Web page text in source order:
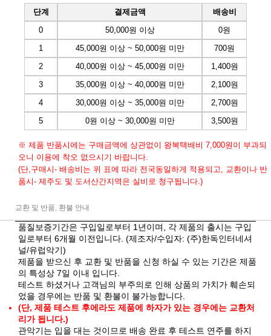
단계 결제금액
배송비
0
50,000원 이상
0원
1
45,000원 이상 ~ 50,000원 미만
700원
2
40,000원 이상 ~ 45,000원 미만
1,400원
3
35,000원 이상 ~ 40,000원 미만
2,100원
4
30,000원 이상 ~ 35,000원 미만
2,700원
5
0원 이상 ~ 30,000원 미만 3,500원
※ 제품 반품시에는 구매금액에 상관없이 왕복택배비 7,000원이 부과되
오니 이용에 착오 없으시기 바랍니다.
(단,구매시- 배송비는 위 표에 따라 전국동일하게 적용되고, 교환이나 반
품시- 제주도 및 도서산간지역은 실비로 청구됩니다.)
교환 및 반품, 환불 안내
품질보증기간은 구입일로부터 1년이며, 각 제품의 출시는 구입
일로부터 6개월 이전입니다. (제조자/수입자: (주)한독인터네셔
널/유럽악기)
제품을 받으신 후 교환 및 반품을 신청 하실 수 있는 기간은 제품
의 특성상 7일 이내 입니다.
테스트 하셨거나 고객님의 부주의로 인해 상품의 가치가 훼손되
었을 경우에는 반품 및 환불이 불가능합니다.
(단, 제품 테스트 후에라도 제품에 하자가 있는 경우에는 교환처
리가 됩니다.)
관악기는 입을 대는 것이므로 배송 완료 후 테스트 연주를 하지